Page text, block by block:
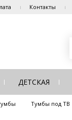
Контакты
ДЕТСКАЯ
Тумбы под ТВ